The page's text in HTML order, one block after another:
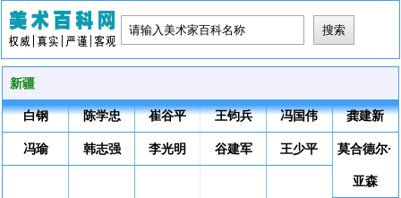
新疆
白钢 陈学忠 崔谷平 王钧兵 冯国伟 龚建新
冯瑜 韩志强 李光明 谷建军 王少平 莫合德尔·
亚森